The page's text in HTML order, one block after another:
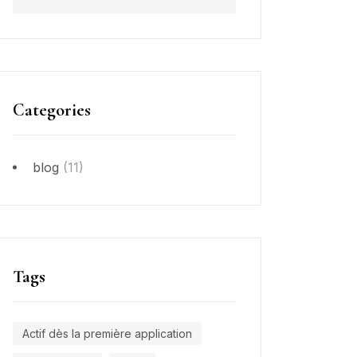
Categories
blog (11)
Tags
Actif dès la première application